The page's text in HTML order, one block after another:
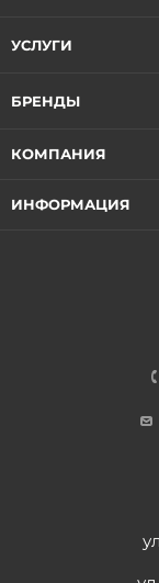
УСЛУГИ
БРЕНДЫ
КОМПАНИЯ
ИНФОРМАЦИЯ